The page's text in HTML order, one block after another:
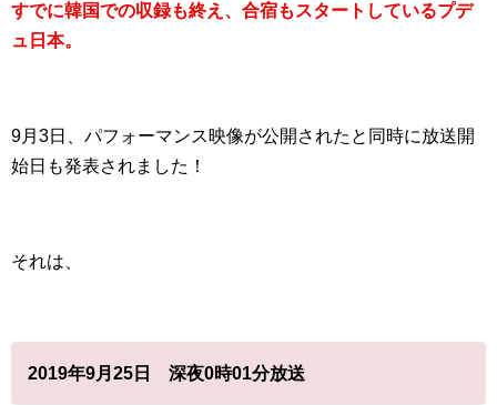
すでに韓国での収録も終え、合宿もスタートしているプデ
ュ日本。
9月3日、パフォーマンス映像が公開されたと同時に放送開
始日も発表されました！
それは、
2019年9月25日 深夜0時01分放送